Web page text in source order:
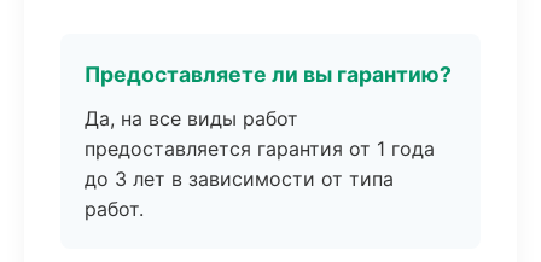
Предоставляете ли вы гарантию?
Да, на все виды работ
предоставляется гарантия от 1 года
до 3 лет в зависимости от типа
работ.